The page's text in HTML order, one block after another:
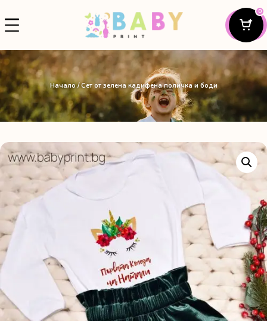
0
Начало/ Сет от зелена кадифена поличка и боди